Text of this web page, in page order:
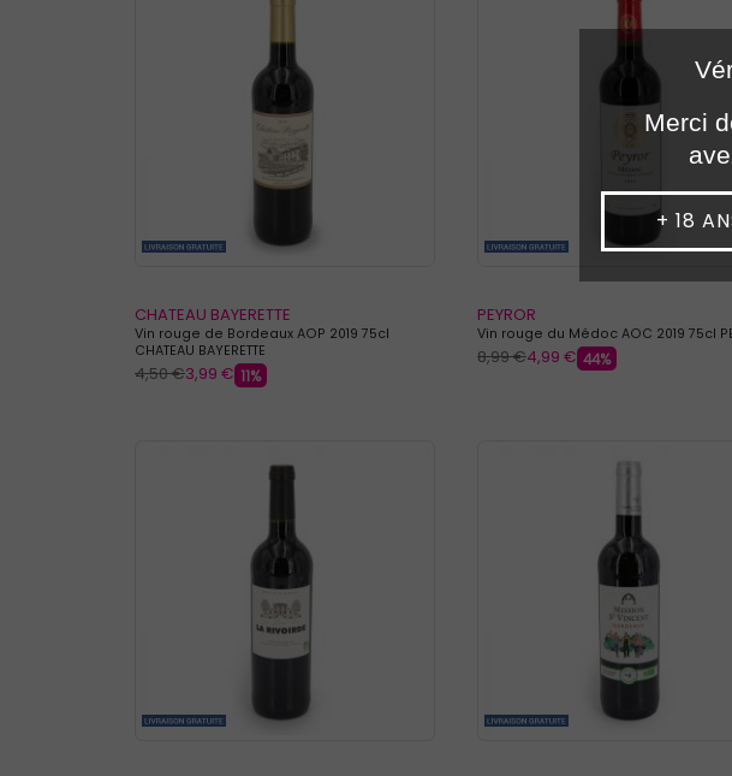
CHATEAU BAYERETTE
Vin rouge de Bordeaux AOP 2019 75cl
CHATEAU BAYERETTE
4,50 €3,99 € 11%
PEYROR
Vin rouge du Médoc AOC 2019 75cl
8,99 €4,99 € 44%
Merci
+ 18